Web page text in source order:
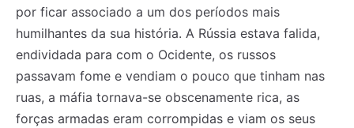
por ficar associado a um dos períodos mais
humilhantes da sua história. A Rússia estava falida,
endividada para com o Ocidente, os russos
passavam fome e vendiam o pouco que tinham nas
ruas, a máfia tornava-se obscenamente rica, as
forças armadas eram corrompidas e viam os seus